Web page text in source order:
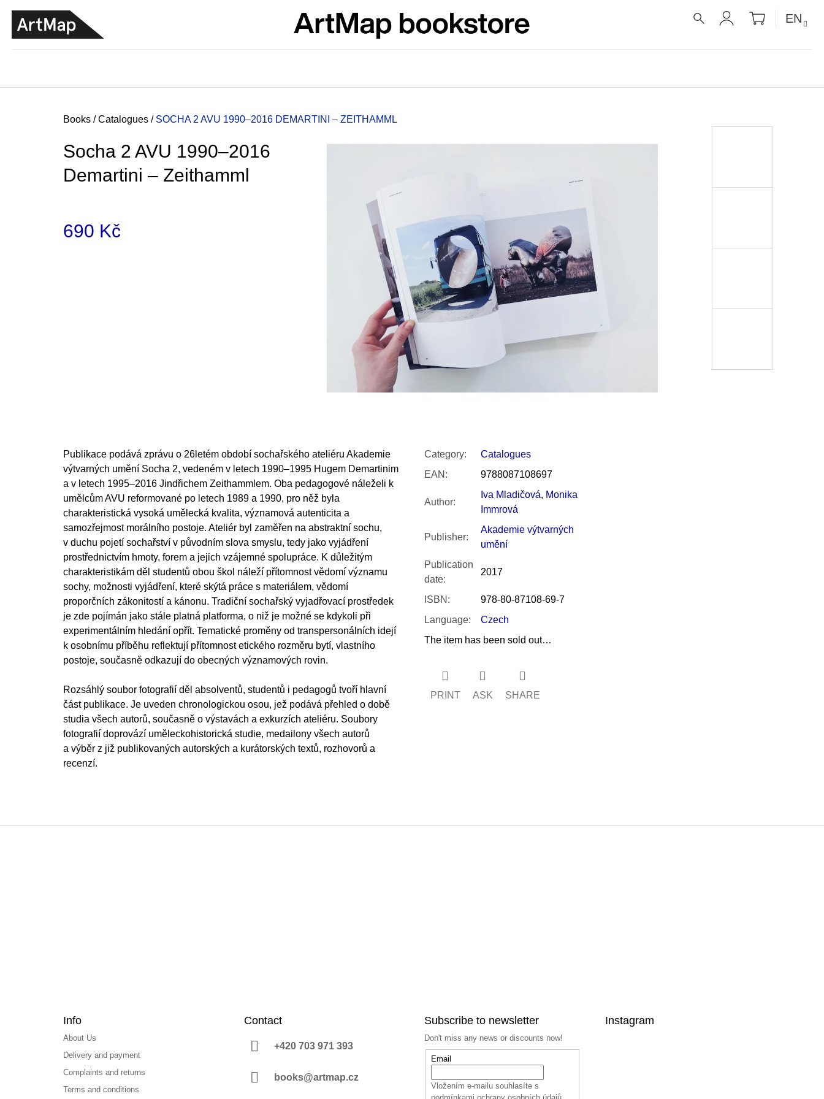
CART
EN
Home
Books / Catalogues / SOCHA 2 AVU 1990–2016 DEMARTINI – ZEITHAMML
Socha 2 AVU 1990–2016
Demartini – Zeithamml
690 Kč
Publikace podává zprávu o 26letém období sochařského ateliéru Akademie
výtvarných umění Socha 2, vedeném v letech 1990–1995 Hugem Demartinim
a v letech 1995–2016 Jindřichem Zeithammlem. Oba pedagogové náleželi k
umělcům AVU reformované po letech 1989 a 1990, pro něž byla
charakteristická vysoká umělecká kvalita, významová autenticita a
samozřejmost morálního postoje. Ateliér byl zaměřen na abstraktní sochu,
v duchu pojetí sochařství v původním slova smyslu, tedy jako vyjádření
prostřednictvím hmoty, forem a jejich vzájemné spolupráce. K důležitým
charakteristikám děl studentů obou škol náleží přítomnost vědomí významu
sochy, možnosti vyjádření, které skýtá práce s materiálem, vědomí
proporčních zákonitostí a kánonu. Tradiční sochařský vyjadřovací prostředek
je zde pojímán jako stále platná platforma, o niž je možné se kdykoli při
experimentálním hledání opřít. Tematické proměny od transpersonálních idejí
k osobnímu příběhu reflektují přítomnost etického rozměru bytí, vlastního
postoje, současně odkazují do obecných významových rovin.
Rozsáhlý soubor fotografií děl absolventů, studentů i pedagogů tvoří hlavní
část publikace. Je uveden chronologickou osou, jež podává přehled o době
studia všech autorů, současně o výstavách a exkurzích ateliéru. Soubory
fotografií doprovází uměleckohistorická studie, medailony všech autorů
a výběr z již publikovaných autorských a kurátorských textů, rozhovorů a
recenzí.
Category:
Catalogues
EAN : 9788087108697
Author:
Iva Mladičová, Monika
Immrová
Publisher:
Akademie výtvarných
umění
Publication
date:
2017
ISBN :
978-80-87108-69-7
Language:
Czech
The item has been sold out…
PRINT ASK SHARE
BACK
SHOPPING
BACK
SHOPPING
VÝVAR
NEJEN ROMSKÉ RECEPTY PRO
SNESITELNĚJŠÍ KLIMA
300 Kč
Was: 350 Kč
Info
About Us
Delivery and payment
Complaints and returns
Terms and conditions
Contact
+420 703 971 393
books@artmap.cz
Subscribe to newsletter
Don't miss any news or discounts now!
Email
Vložením e-mailu souhlasíte s
Instagram